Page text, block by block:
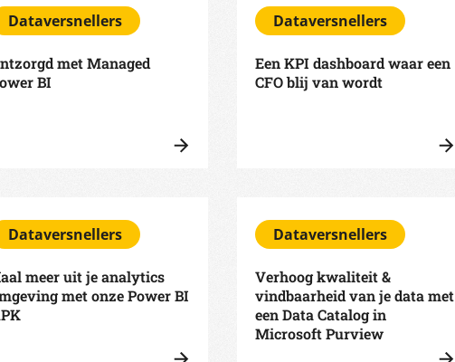
Dataversnellers
met Managed
BI
Dataversnellers
Een KPI dashboard waar een
CFO blij van wordt
Dataversnellers
meer uit je analytics
met onze Power BI
Dataversnellers
Verhoog kwaliteit &
vindbaarheid van je data met
een Data Catalog in
Microsoft Purview